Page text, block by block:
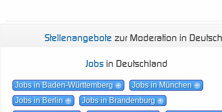
Stellenangebote zur Moderation in
Jobs in Deutschland
Jobs in Baden-Württemberg
Jobs in München
Jobs in Berlin
Jobs in Brandenburg